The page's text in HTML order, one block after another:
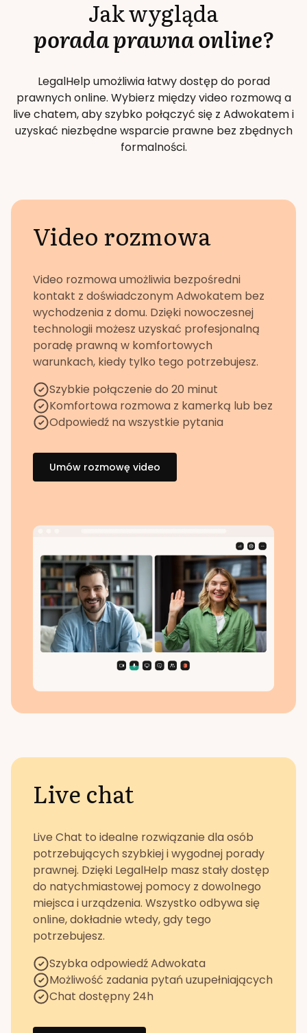
Jak wygląda
porada prawna online?
LegalHelp umożliwia łatwy dostęp do porad
prawnych online. Wybierz między video rozmową a
live chatem, aby szybko połączyć się z Adwokatem i
uzyskać niezbędne wsparcie prawne bez zbędnych
formalności.
Video rozmowa
Video rozmowa umożliwia bezpośredni
kontakt z doświadczonym Adwokatem bez
wychodzenia z domu. Dzięki nowoczesnej
technologii możesz uzyskać profesjonalną
poradę prawną w komfortowych
warunkach, kiedy tylko tego potrzebujesz.
Szybkie połączenie do 20 minut
Komfortowa rozmowa z kamerką lub bez
Odpowiedź na wszystkie pytania
Umów rozmowę video
Live chat
Live Chat to idealne rozwiązanie dla osób
potrzebujących szybkiej i wygodnej porady
prawnej. Dzięki LegalHelp masz stały dostęp
do natychmiastowej pomocy z dowolnego
miejsca i urządzenia. Wszystko odbywa się
online, dokładnie wtedy, gdy tego
potrzebujesz.
Szybka odpowiedź Adwokata
Możliwość zadania pytań uzupełniających
Chat dostępny 24h